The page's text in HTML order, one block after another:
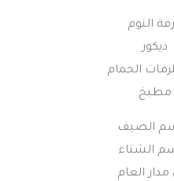
النوم
ديكور
الحمام
مطبخ
الصيف
الشتاء
مدار العام